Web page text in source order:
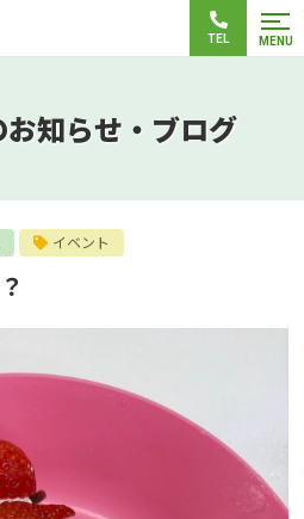
TEL MENU
知らせ・ブログ
イベント